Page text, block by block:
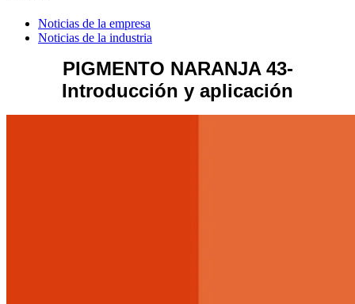
Noticias de la empresa
Noticias de la industria
PIGMENTO NARANJA 43-
Introducción y aplicación